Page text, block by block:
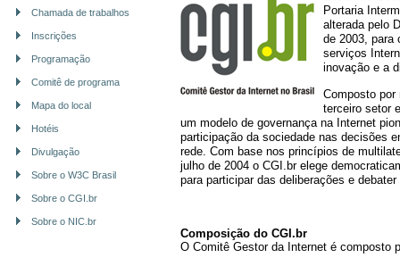
Chamada de trabalhos
Inscrições
Programação
Comitê de programa
Mapa do local
Hotéis
Divulgação
Sobre o W3C Brasil
Sobre o CGI.br
Sobre o NIC.br
Portaria
alterada pelo
de 2003, para
serviços
inovação e a
Composto por
terceiro setor
um modelo de governança na Internet
participação da sociedade nas decisões
rede. Com base nos princípios de
julho de 2004 o CGI.br elege
para participar das deliberações e
Composição do CGI.br
O Comitê Gestor da Internet é composto